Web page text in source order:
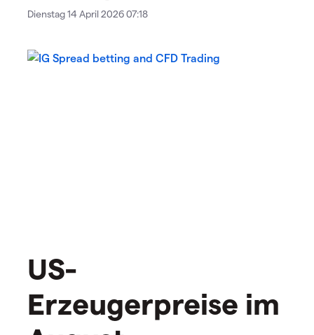
Dienstag 14 April 2026 07:18
US-
Erzeugerpreise im